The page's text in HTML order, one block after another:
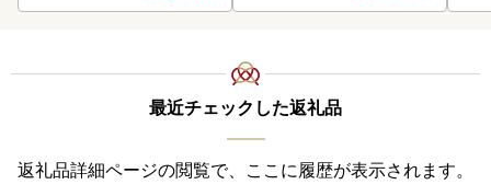
最近チェックした返礼品
返礼品詳細ページの閲覧で、ここに履歴が表示されます。